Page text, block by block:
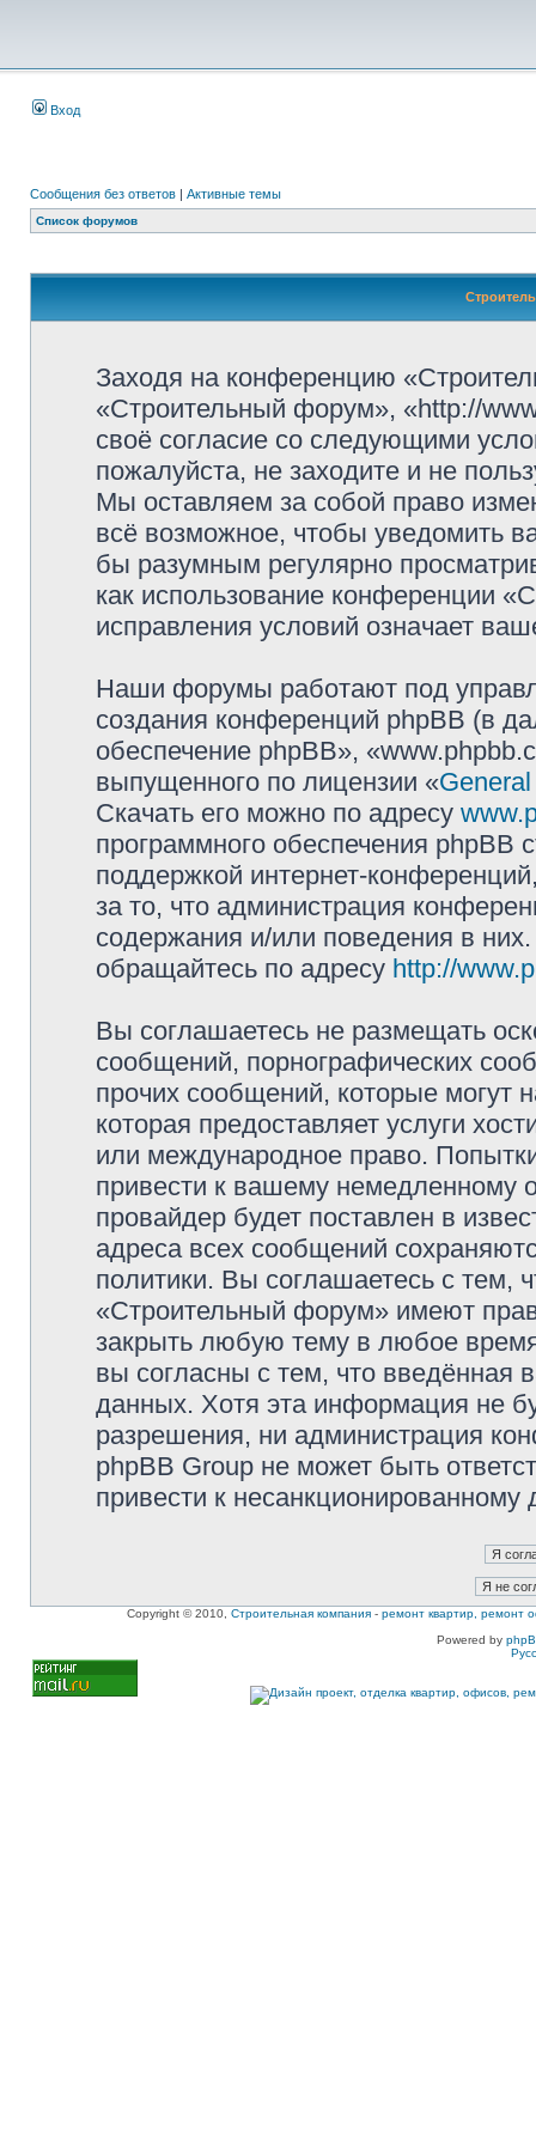
Вход
Сообщения без ответов | Активные темы
Список форумов
Заходя на конференцию
«Строительный форум», «http://
своё согласие со следующими
пожалуйста, не заходите и не
Мы оставляем за собой право
всё возможное, чтобы уведомить
бы разумным регулярно
как использование конференции
исправления условий означает
Наши форумы работают под
создания конференций phpBB (в
обеспечение phpBB»,
выпущенного по лицензии «
Скачать его можно по адресу
программного обеспечения phpBB
поддержкой интернет-
за то, что администрация
содержания и/или поведения в
обращайтесь по адресу http://
Вы соглашаетесь не размещать
сообщений, порнографических
прочих сообщений, которые могут
которая предоставляет услуги
или международное право.
привести к вашему немедленному
провайдер будет поставлен в
адреса всех сообщений
политики. Вы соглашаетесь с тем,
«Строительный форум» имеют
закрыть любую тему в любое
вы согласны с тем, что введённая
данных. Хотя эта информация не
разрешения, ни администрация
phpBB Group не может быть
привести к несанкционированному
Copyright © 2010, Строительная компания - ремонт квартир, ремонт
Powered by